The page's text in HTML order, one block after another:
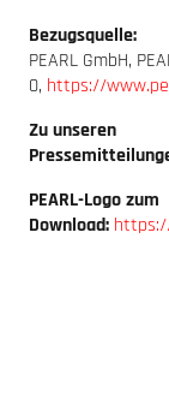
Bezugsquelle:
PEARL GmbH,
0, https://
Zu unseren
PEARL-Logo zum
Download: